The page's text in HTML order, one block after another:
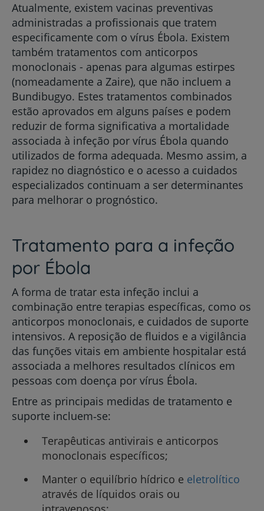
Atualmente, existem vacinas preventivas
administradas a profissionais que tratem
especificamente com o vírus Ébola. Existem
também tratamentos com anticorpos
monoclonais - apenas para algumas estirpes
(nomeadamente a Zaire), que não incluem a
Bundibugyo. Estes tratamentos combinados
estão aprovados em alguns países e podem
reduzir de forma significativa a mortalidade
associada à infeção por vírus Ébola quando
utilizados de forma adequada. Mesmo assim, a
rapidez no diagnóstico e o acesso a cuidados
especializados continuam a ser determinantes
para melhorar o prognóstico.
Tratamento para a infeção
por Ébola
A forma de tratar esta infeção inclui a
combinação entre terapias específicas, como os
anticorpos monoclonais, e cuidados de suporte
intensivos. A reposição de fluidos e a vigilância
das funções vitais em ambiente hospitalar está
associada a melhores resultados clínicos em
pessoas com doença por vírus Ébola.
Entre as principais medidas de tratamento e
suporte incluem‑se:
Terapêuticas antivirais e anticorpos
monoclonais específicos;
Manter o equilíbrio hídrico e eletrolítico
através de líquidos orais ou